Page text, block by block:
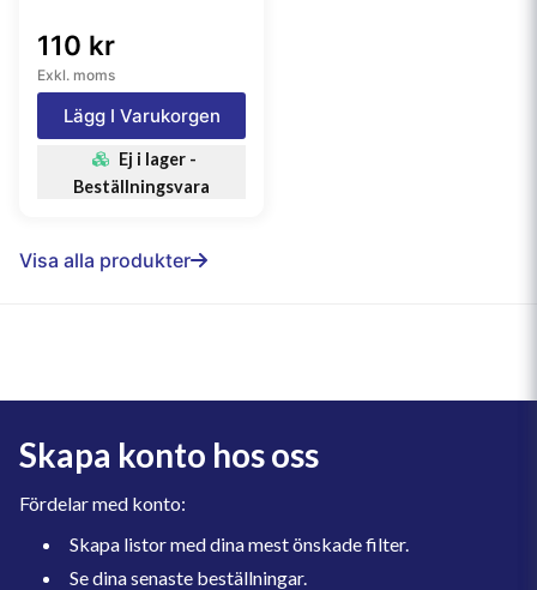
110 kr
Exkl. moms
Lägg I Varukorgen
Ej i lager -
Beställningsvara
Visa alla produkter
Skapa konto hos oss
Fördelar med konto:
Skapa listor med dina mest önskade filter.
Se dina senaste beställningar.